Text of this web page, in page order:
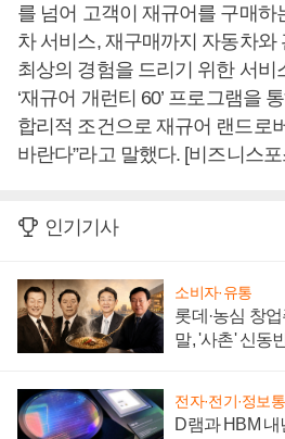
를 넘어 고객이 재규어를 구매하
차 서비스, 재구매까지 자동차와
최상의 경험을 드리기 위한 서비
‘재규어 개런티 60’ 프로그램을
합리적 조건으로 재규어 랜드로
바란다”라고 말했다. [비즈니스
인기기사
소비자·유통
롯데·농심 창
말, '사촌' 신동
전자·전기·정보
D램과 HBM 내